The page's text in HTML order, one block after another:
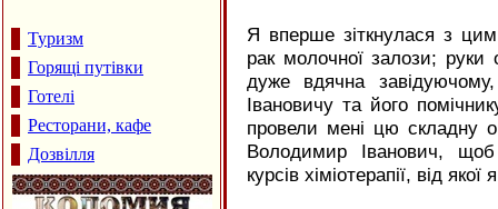
Туризм
Горящі путівки
Готелі
Ресторани, кафе
Дозвілля
Я вперше зіткнулася з
рак молочної залози;
дуже вдячна
Івановичу та його
провели мені цю складну
Володимир Іванович,
курсів хіміотерапії, від